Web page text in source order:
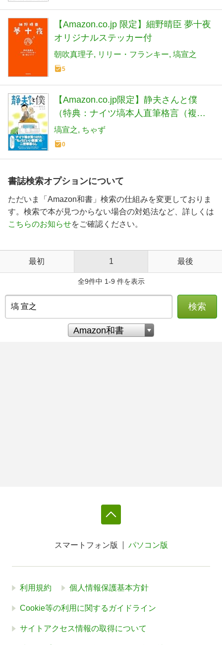
【Amazon.co.jp 限定】細野晴臣 夢十夜
オリジナルステッカー付
朝吹真理子 リリー・フランキー 塙宣之
5
【Amazon.co.jp限定】静夫さんと僕
（特典：ナイツ塙本人直筆格言（複
写）入りしおり1枚）
塙宣之 ちゃず
0
書誌検索オプションについて
ただいま「Amazon和書」検索の仕組みを変更しておりま
す。検索で本が見つからない場合の対処法など、詳しくは
こちらのお知らせをご確認ください。
最初 1 最後
全9件中 1-9 件を表示
検索
スマートフォン版 パソコン版
利用規約 個人情報保護基本方針
Cookie等の利用に関するガイドライン
サイトアクセス情報の取得について